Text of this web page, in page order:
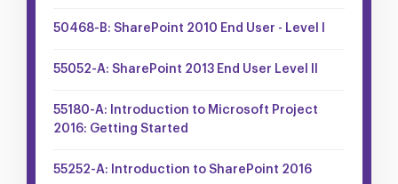
50468-B: SharePoint 2010 End User - Level I
55052-A: SharePoint 2013 End User Level II
55180-A: Introduction to Microsoft Project
2016: Getting Started
55252-A: Introduction to SharePoint 2016